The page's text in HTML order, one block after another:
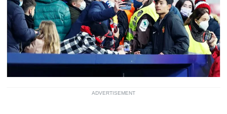
ADVERTISEMENT